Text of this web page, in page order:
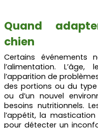
Quand
chien
Certains événements
l’alimentation.
l’apparition de
des portions ou du type
ou d’un nouvel
besoins nutritionnels.
l’appétit, la
pour détecter un